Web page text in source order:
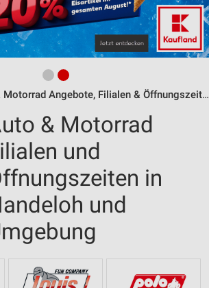
Angebote, Filialen & Öffnungszeiten
& Motorrad
und
in
und